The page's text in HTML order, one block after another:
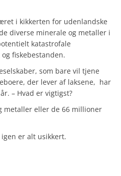
i kikkerten for udenlandske
diverse minerale og metaller i
katastrofale
fiskebestanden.
som bare vil tjene
der lever af laksene, har
– Hvad er vigtigst?
metaller eller de 66 millioner
er alt usikkert.